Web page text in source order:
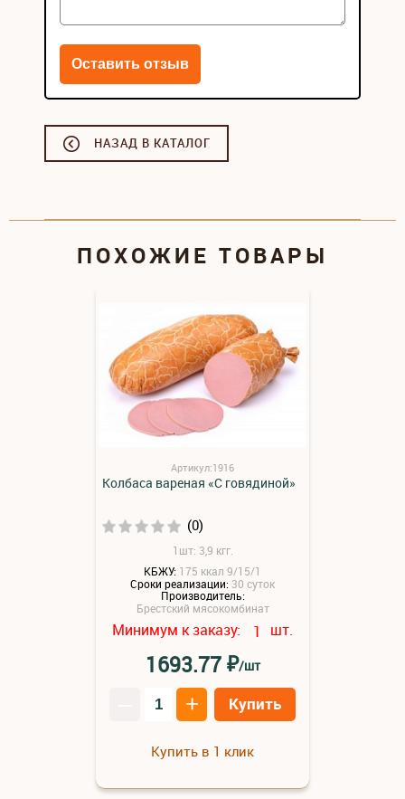
НАЗАД В КАТАЛОГ
ПОХОЖИЕ ТОВАРЫ
Артикул:1916
Колбаса вареная «С говядиной»
(0)
1шт: 3,9 кгг.
КБЖУ: 175 ккал 9/15/1
Сроки реализации: 30 суток
Производитель:
Брестский мясокомбинат
Минимум к заказу: 1 шт.
1693.77₽/шт
+ Купить
Купить в 1 клик